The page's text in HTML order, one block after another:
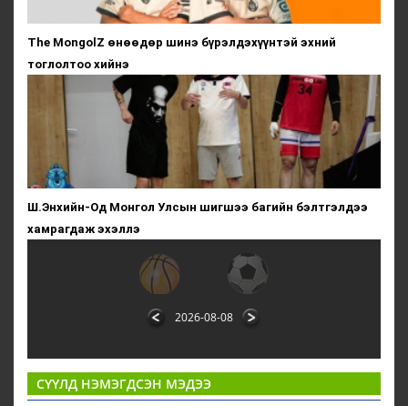
The MongolZ өнөөдөр шинэ бүрэлдэхүүнтэй эхний
тоглолтоо хийнэ
Ш.Энхийн-Од Монгол Улсын шигшээ багийн бэлтгэлдээ
хамрагдаж эхэллэ
2026-08-08
СҮҮЛД НЭМЭГДСЭН МЭДЭЭ